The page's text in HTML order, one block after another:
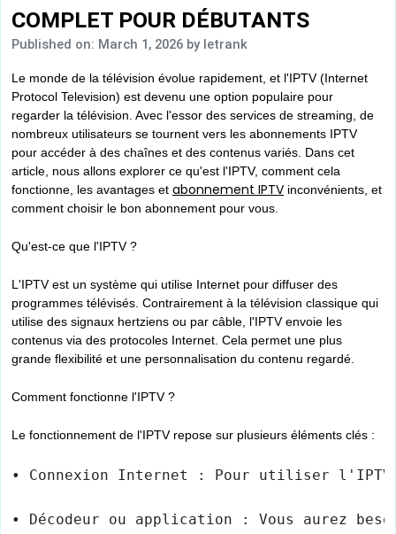
COMPLET POUR DÉBUTANTS
Published on: March 1, 2026 by letrank
Le monde de la télévision évolue rapidement, et l'IPTV (Internet
Protocol Television) est devenu une option populaire pour
regarder la télévision. Avec l'essor des services de streaming, de
nombreux utilisateurs se tournent vers les abonnements IPTV
pour accéder à des chaînes et des contenus variés. Dans cet
article, nous allons explorer ce qu'est l'IPTV, comment cela
fonctionne, les avantages et abonnement IPTV inconvénients, et
comment choisir le bon abonnement pour vous.
Qu'est-ce que l'IPTV ?
L'IPTV est un système qui utilise Internet pour diffuser des
programmes télévisés. Contrairement à la télévision classique qui
utilise des signaux hertziens ou par câble, l'IPTV envoie les
contenus via des protocoles Internet. Cela permet une plus
grande flexibilité et une personnalisation du contenu regardé.
Comment fonctionne l'IPTV ?
Le fonctionnement de l'IPTV repose sur plusieurs éléments clés :
• Connexion Internet : Pour utiliser
• Décodeur ou application : Vous aurez